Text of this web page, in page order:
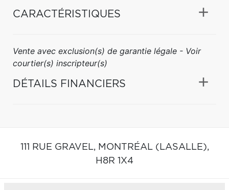
CARACTÉRISTIQUES
Vente avec exclusion(s) de garantie légale - Voir
courtier(s) inscripteur(s)
DÉTAILS FINANCIERS
111 RUE GRAVEL, MONTRÉAL (LASALLE),
H8R 1X4